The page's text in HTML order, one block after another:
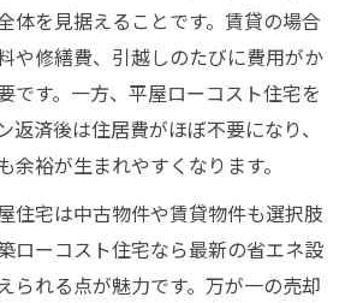
体を見据えることです。賃貸の場合
や修繕費、引越しのたびに費用がか
です。一方、平屋ローコスト住宅を
返済後は住居費がほぼ不要になり、
余裕が生まれやすくなります。
住宅は中古物件や賃貸物件も選択肢
ローコスト住宅なら最新の省エネ設
られる点が魅力です。万が一の売却